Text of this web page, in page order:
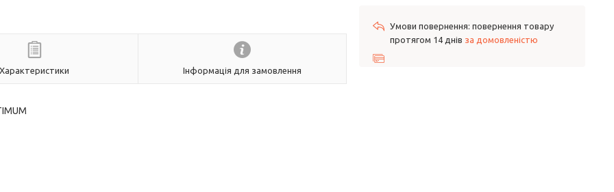
Характеристики Інформація для замовлення
повернення товару
протягом 14 днів за домовленістю